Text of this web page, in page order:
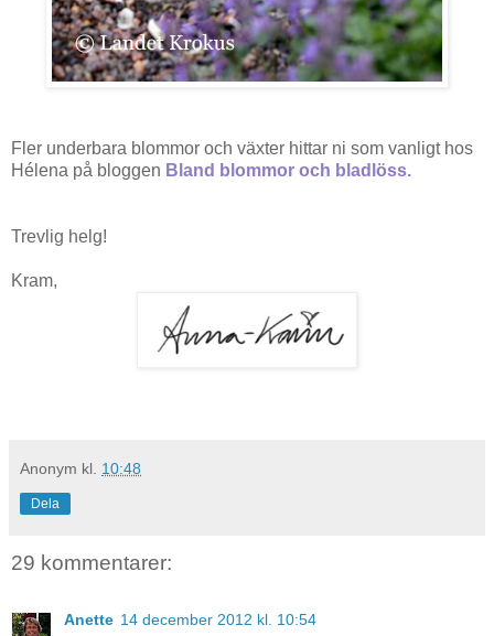
Fler underbara blommor och växter hittar ni som vanligt hos
Hélena på bloggen Bland blommor och bladlöss.
Trevlig helg!
Kram,
Anonym kl. 10:48
Dela
29 kommentarer:
Anette 14 december 2012 kl. 10:54